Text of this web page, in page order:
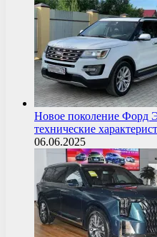
Новое поколение Форд
технические
06.06.2025